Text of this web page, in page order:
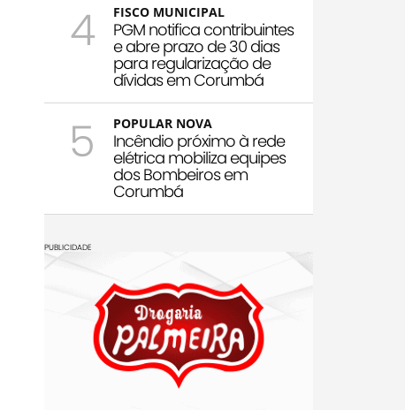
4 FISCO MUNICIPAL
PGM notifica contribuintes
e abre prazo de 30 dias
para regularização de
dívidas em Corumbá
5 POPULAR NOVA
Incêndio próximo à rede
elétrica mobiliza equipes
dos Bombeiros em
Corumbá
PUBLICIDADE